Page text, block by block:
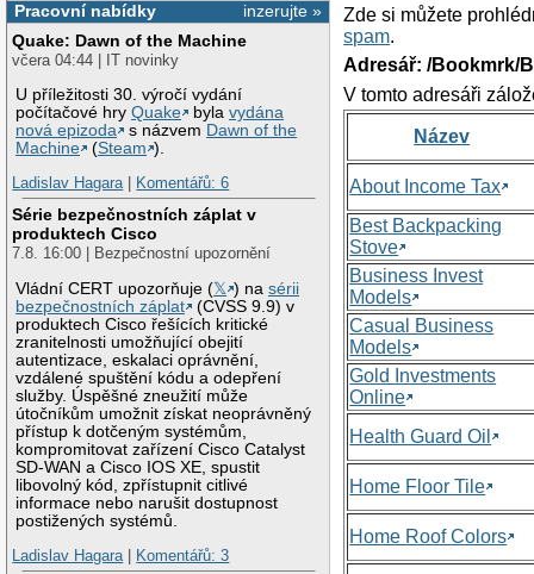
inzerujte »
Pracovní nabídky
Quake: Dawn of the Machine
včera 04:44 | IT novinky
U příležitosti 30. výročí vydání
počítačové hryQuake bylavydána
nová epizoda
s názvem Dawn of the
Machine
(Steam ).
Ladislav Hagara| Komentářů: 6
Série bezpečnostních záplat v
produktech Cisco
7.8. 16:00 | Bezpečnostní upozornění
Vládní CERT upozorňuje (𝕏 ) nasérii
bezpečnostních záplat
(CVSS 9.9) v
produktech Cisco řešících kritické
zranitelnosti umožňující obejití
autentizace, eskalaci oprávnění,
vzdálené spuštění kódu a odepření
služby. Úspěšné zneužití může
útočníkům umožnit získat neoprávněný
přístup k dotčeným systémům,
kompromitovat zařízení Cisco Catalyst
SD-WAN a Cisco IOS XE, spustit
libovolný kód, zpřístupnit citlivé
informace nebo narušit dostupnost
postižených systémů.
Ladislav Hagara| Komentářů: 3
Zde si můžete
spam.
Adresář: /Bookmrk/
V tomto adresáři
Název
About Income Tax
Best Backpacking
Stove
Business Invest
Models
Casual Business
Models
Gold Investments
Online
Health Guard Oil
Home Floor Tile
Home Roof Colors